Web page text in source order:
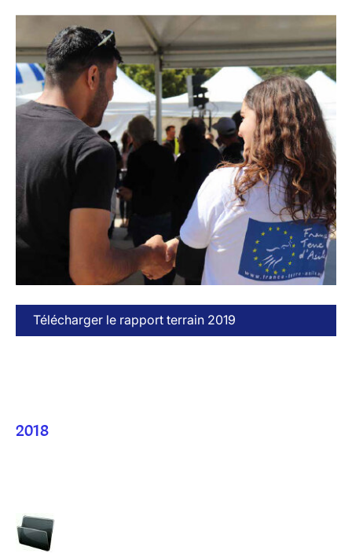
Télécharger le rapport terrain 2019
2018